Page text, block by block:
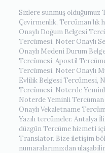
Sizlere sunmuş
Çevirmenlik, Tercüman’lık
Onaylı Doğum Belgesi
Tercümesi, Noter Onaylı
Onaylı Medeni Durum
Tercümesi, Apostil
Tercümesi, Noter Onaylı
Evlilik Belgesi Tercümesi,
Tercümesi, Noterde
Noterde Yeminli
Onaylı Vekaletname
Yazılı tercümeler. Antalya
düzgün Tercüme hizmeti
Translator. Bize iletişim
numaralarımızdan